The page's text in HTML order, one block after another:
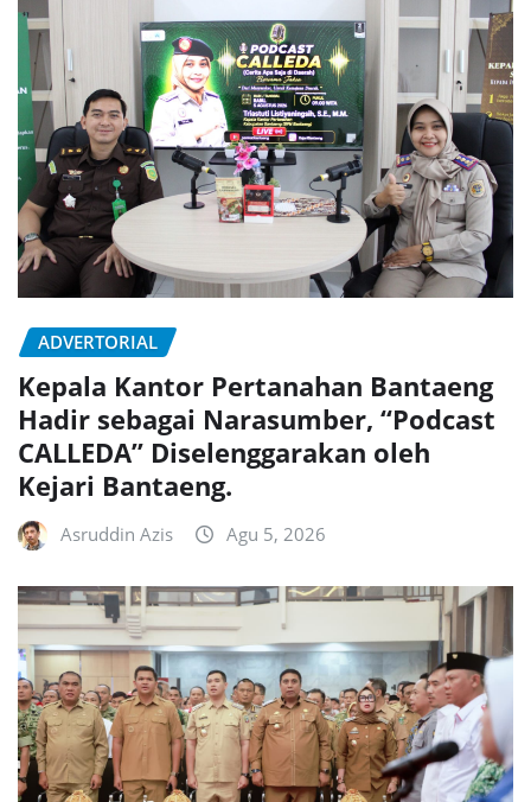
ADVERTORIAL
Kepala Kantor Pertanahan Bantaeng
Hadir sebagai Narasumber, “Podcast
CALLEDA” Diselenggarakan oleh
Kejari Bantaeng.
Asruddin Azis Agu 5, 2026